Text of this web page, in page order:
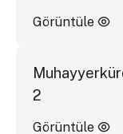
Görüntüle
2
Görüntüle